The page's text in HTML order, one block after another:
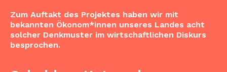
Zum Auftakt des Projektes haben wir mit
bekannten Ökonom*innen unseres Landes acht
solcher Denkmuster im wirtschaftlichen Diskurs
besprochen.